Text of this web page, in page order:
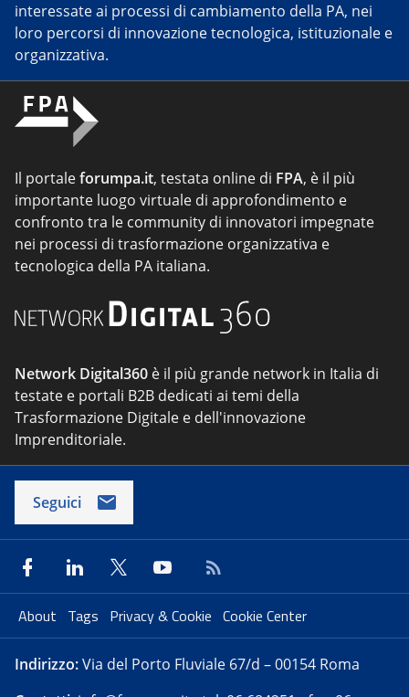
interessate ai processi di cambiamento della PA, nei
loro percorsi di innovazione tecnologica, istituzionale e
organizzativa.
Il portaleforumpa.it, testata online di FPA, è il più
importante luogo virtuale di approfondimento e
confronto tra le community di innovatori impegnate
nei processi di trasformazione organizzativa e
tecnologica della PA italiana.
Network Digital360 è il più grande network in Italia di
testate e portali B2B dedicati ai temi della
Trasformazione Digitale e dell'innovazione
Imprenditoriale.
Seguici
About Tags Privacy & Cookie Cookie Center
Indirizzo:Via del Porto Fluviale 67/d – 00154 Roma